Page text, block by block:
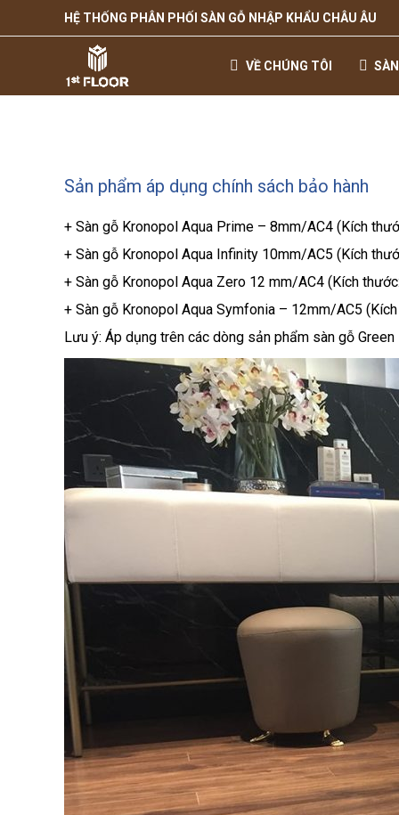
HỆ THỐNG PHÂN PHỐI SÀN GỖ NHẬP KHẨU CHÂU ÂU
VỀ CHÚNG TÔI
Sản phẩm áp dụng chính sách bảo hành
+ Sàn gỗ Kronopol Aqua Prime – 8mm/AC4 (Kích
+ Sàn gỗ Kronopol Aqua Infinity 10mm/AC5 (Kích
+ Sàn gỗ Kronopol Aqua Zero 12 mm/AC4 (Kích
+ Sàn gỗ Kronopol Aqua Symfonia – 12mm/AC5
Lưu ý: Áp dụng trên các dòng sản phẩm sàn gỗ Green